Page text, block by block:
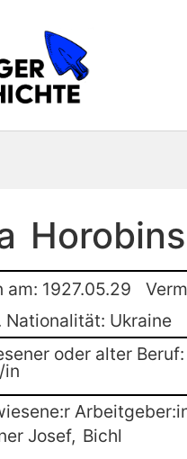
am: 1927.05.29
Nationalität: Ukraine
oder alter
in
Josef, Bichl